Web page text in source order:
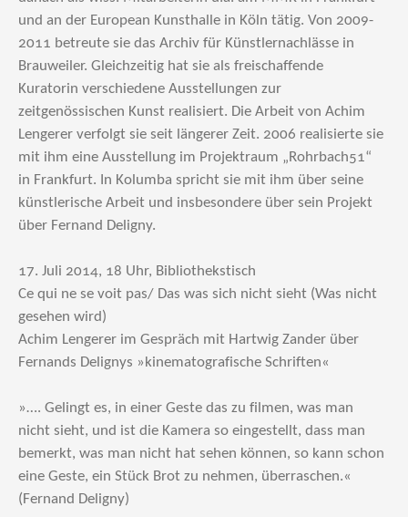
und an der European Kunsthalle in Köln tätig. Von 2009-
2011 betreute sie das Archiv für Künstlernachlässe in
Brauweiler. Gleichzeitig hat sie als freischaffende
Kuratorin verschiedene Ausstellungen zur
zeitgenössischen Kunst realisiert. Die Arbeit von Achim
Lengerer verfolgt sie seit längerer Zeit. 2006 realisierte sie
mit ihm eine Ausstellung im Projektraum „Rohrbach51“
in Frankfurt. In Kolumba spricht sie mit ihm über seine
künstlerische Arbeit und insbesondere über sein Projekt
über Fernand Deligny.
17. Juli 2014, 18 Uhr, Bibliothekstisch
Ce qui ne se voit pas/ Das was sich nicht sieht (Was nicht
gesehen wird)
Achim Lengerer im Gespräch mit Hartwig Zander über
Fernands Delignys »kinematografische Schriften«
»…. Gelingt es, in einer Geste das zu filmen, was man
nicht sieht, und ist die Kamera so eingestellt, dass man
bemerkt, was man nicht hat sehen können, so kann schon
eine Geste, ein Stück Brot zu nehmen, überraschen.«
(Fernand Deligny)